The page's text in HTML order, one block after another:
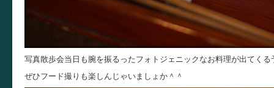
写真散歩会当日も腕を振るったフォトジェニックなお料理が出てくる
ぜひフード撮りも楽しんじゃいましょか＾＾